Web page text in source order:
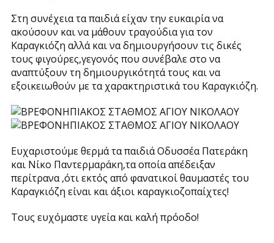
Στη συνέχεια τα παιδιά είχαν την ευκαιρία να
ακούσουν και να μάθουν τραγούδια για τον
Καραγκιόζη αλλά και να δημιουργήσουν τις δικές
τους φιγούρες,γεγονός που συνέβαλε στο να
αναπτύξουν τη δημιουργικότητά τους και να
εξοικειωθούν με τα χαρακτηριστικά του Καραγκιόζη.
Ευχαριστούμε θερμά τα παιδιά Οδυσσέα Πατεράκη
και Νίκο Παντερμαράκη,τα οποία απέδειξαν
περίτρανα ,ότι εκτός από φανατικοί θαυμαστές του
Καραγκιόζη είναι και άξιοι καραγκιοζοπαίχτες!
Τους ευχόμαστε υγεία και καλή πρόοδο!